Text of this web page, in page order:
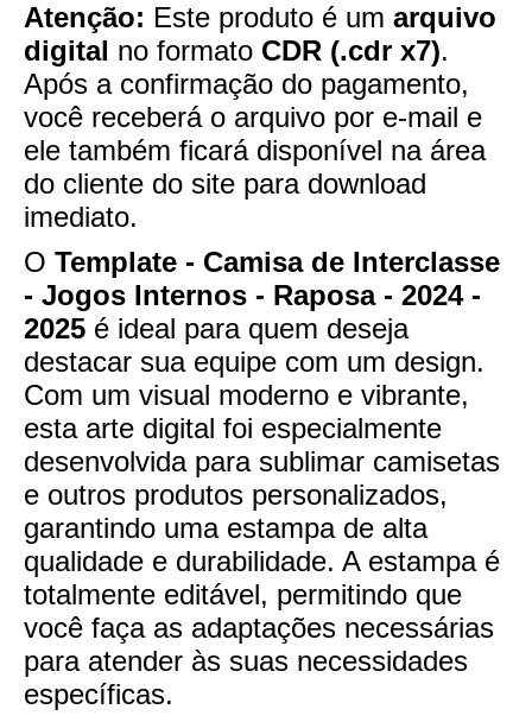
Atenção: Este produto é um arquivo
digital no formato CDR (.cdr x7).
Após a confirmação do pagamento,
você receberá o arquivo por e-mail e
ele também ficará disponível na área
do cliente do site para download
imediato.
O Template - Camisa de Interclasse
- Jogos Internos - Raposa - 2024 -
2025 é ideal para quem deseja
destacar sua equipe com um design.
Com um visual moderno e vibrante,
esta arte digital foi especialmente
desenvolvida para sublimar camisetas
e outros produtos personalizados,
garantindo uma estampa de alta
qualidade e durabilidade. A estampa é
totalmente editável, permitindo que
você faça as adaptações necessárias
para atender às suas necessidades
específicas.